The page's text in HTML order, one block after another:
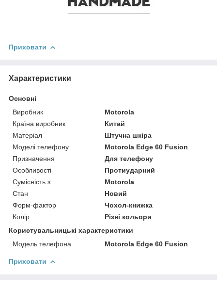
Приховати
Характеристики
Основні
Виробник
Motorola
Країна виробник
Китай
Матеріал
Штучна шкіра
Моделі телефону
Motorola Edge 60 Fusion
Призначення
Для телефону
Особливості
Протиударний
Сумісність з
Motorola
Стан
Новий
Форм-фактор
Чохол-книжка
Колір
Різні кольори
Користувальницькі характеристики
Модель телефона
Motorola Edge 60 Fusion
Приховати